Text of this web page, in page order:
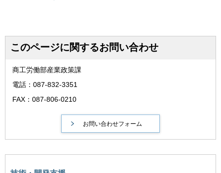
このページに関するお問い合わせ
商工労働部産業政策課
電話：087-832-3351
FAX：087-806-0210